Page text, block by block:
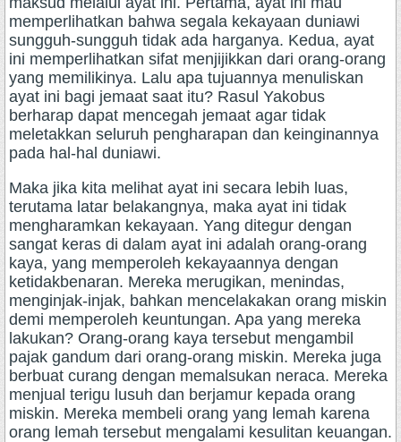
memperlihatkan bahwa segala kekayaan duniawi
sungguh-sungguh tidak ada harganya. Kedua, ayat
ini memperlihatkan sifat menjijikkan dari orang-orang
yang memilikinya. Lalu apa tujuannya menuliskan
ayat ini bagi jemaat saat itu? Rasul Yakobus
berharap dapat mencegah jemaat agar tidak
meletakkan seluruh pengharapan dan keinginannya
pada hal-hal duniawi.
Maka jika kita melihat ayat ini secara lebih luas,
terutama latar belakangnya, maka ayat ini tidak
mengharamkan kekayaan. Yang ditegur dengan
sangat keras di dalam ayat ini adalah orang-orang
kaya, yang memperoleh kekayaannya dengan
ketidakbenaran. Mereka merugikan, menindas,
menginjak-injak, bahkan mencelakakan orang miskin
demi memperoleh keuntungan. Apa yang mereka
lakukan? Orang-orang kaya tersebut mengambil
pajak gandum dari orang-orang miskin. Mereka juga
berbuat curang dengan memalsukan neraca. Mereka
menjual terigu lusuh dan berjamur kepada orang
miskin. Mereka membeli orang yang lemah karena
orang lemah tersebut mengalami kesulitan keuangan.